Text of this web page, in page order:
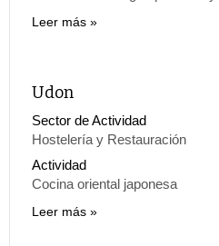
Leer más
Udon
Sector de Actividad
Hostelería y Restauración
Actividad
Cocina oriental japonesa
Leer más